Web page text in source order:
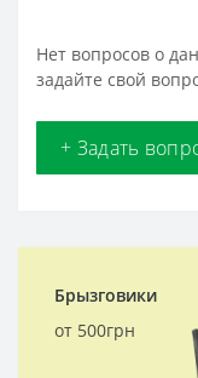
Нет вопросов о
задайте свой
+ Задать
Брызговики
от 500грн